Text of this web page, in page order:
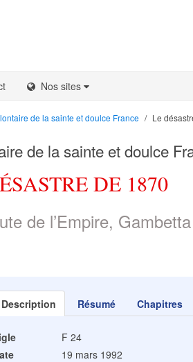
Nos sites
de la sainte et doulce France Le
de la sainte et doulce
DE 1870
de l’Empire,
Description Résumé Chapitres
F 24
19 mars 1992